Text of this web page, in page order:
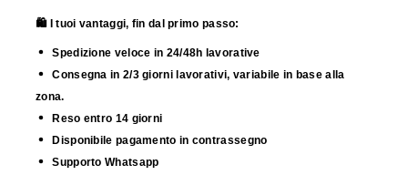
🛍️ I tuoi vantaggi, fin dal primo passo:
Spedizione veloce in 24/48h lavorative
Consegna in 2/3 giorni lavorativi, variabile in base alla
zona.
Reso entro 14 giorni
Disponibile pagamento in contrassegno
Supporto Whatsapp